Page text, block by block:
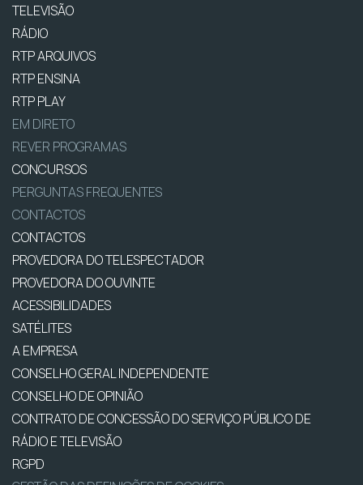
TELEVISÃO
RÁDIO
RTP ARQUIVOS
RTP ENSINA
RTP PLAY
EM DIRETO
REVER PROGRAMAS
CONCURSOS
PERGUNTAS FREQUENTES
CONTACTOS
CONTACTOS
PROVEDORA DO TELESPECTADOR
PROVEDORA DO OUVINTE
ACESSIBILIDADES
SATÉLITES
A EMPRESA
CONSELHO GERAL INDEPENDENTE
CONSELHO DE OPINIÃO
CONTRATO DE CONCESSÃO DO SERVIÇO PÚBLICO DE
RÁDIO E TELEVISÃO
RGPD